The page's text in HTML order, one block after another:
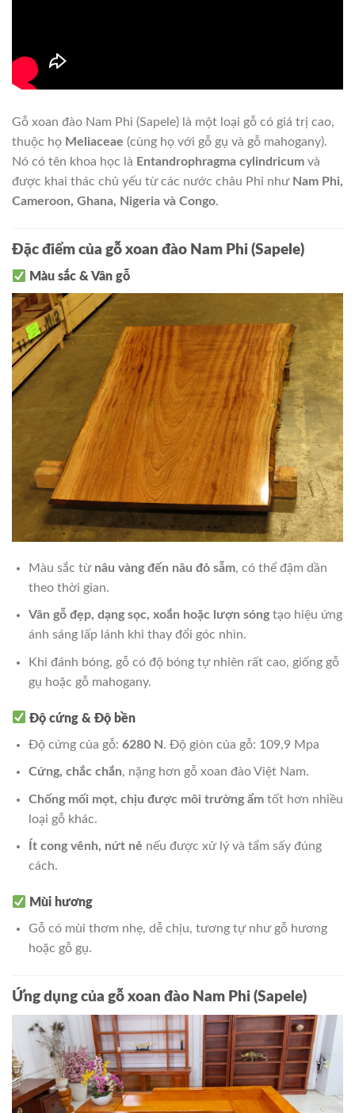
Gỗ xoan đào Nam Phi (Sapele) là một loại gỗ có giá trị cao,
thuộc họ Meliaceae (cùng họ với gỗ gụ và gỗ mahogany).
Nó có tên khoa học là Entandrophragma cylindricum và
được khai thác chủ yếu từ các nước châu Phi như Nam Phi,
Cameroon, Ghana, Nigeria và Congo.
Đặc điểm của gỗ xoan đào Nam Phi (Sapele)
Màu sắc & Vân gỗ
Màu sắc từ nâu vàng đến nâu đỏ sẫm, có thể đậm dần
theo thời gian.
Vân gỗ đẹp, dạng sọc, xoắn hoặc lượn sóngtạo hiệu ứng
ánh sáng lấp lánh khi thay đổi góc nhìn.
Khi đánh bóng, gỗ có độ bóng tự nhiên rất cao, giống gỗ
gụ hoặc gỗ mahogany.
Độ cứng & Độ bền
Độ cứng của gỗ: 6280 N. Độ giòn của gỗ: 109,9 Mpa
Cứng, chắc chắn, nặng hơn gỗ xoan đào Việt Nam.
Chống mối mọt, chịu được môi trường ẩmtốt hơn nhiều
loại gỗ khác.
Ít cong vênh, nứt nẻ nếu được xử lý và tẩm sấy đúng
cách.
Mùi hương
Gỗ có mùi thơm nhẹ, dễ chịu, tương tự như gỗ hương
hoặc gỗ gụ.
Ứng dụng của gỗ xoan đào Nam Phi (Sapele)